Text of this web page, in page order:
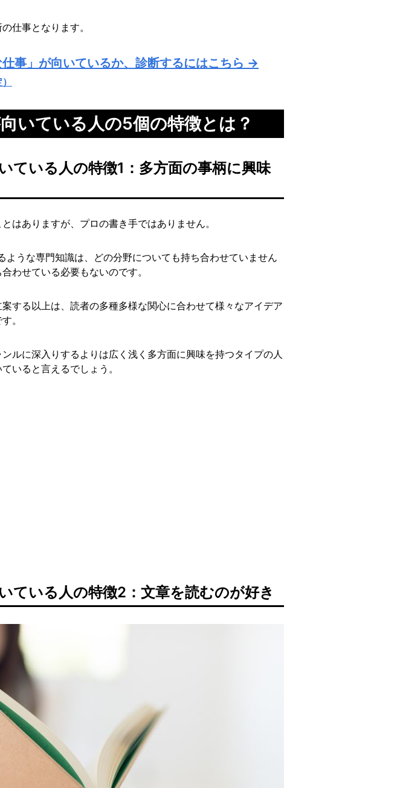
仕事となります。
事」が向いているか、診断するにはこちら →
いている人の5個の特徴とは？
ている人の特徴1：多方面の事柄に興味
はありますが、プロの書き手ではありません。
ような専門知識は、どの分野についても持ち合わせていません
わせている必要もないのです。
する以上は、読者の多種多様な関心に合わせて様々なアイデア
。
ルに深入りするよりは広く浅く多方面に興味を持つタイプの人
いると言えるでしょう。
ている人の特徴2：文章を読むのが好き